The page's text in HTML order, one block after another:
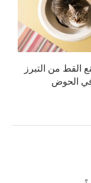
القط من التبرز
الحوض